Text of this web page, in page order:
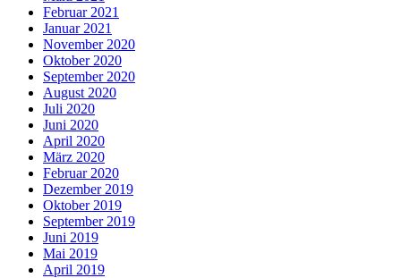
Februar 2021
Januar 2021
November 2020
Oktober 2020
September 2020
August 2020
Juli 2020
Juni 2020
April 2020
März 2020
Februar 2020
Dezember 2019
Oktober 2019
September 2019
Juni 2019
Mai 2019
April 2019